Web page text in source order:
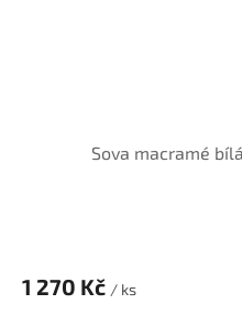
Sova macramé bílá
1 270 Kč / ks